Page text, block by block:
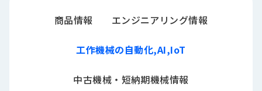
商品情報 エンジニアリング情報
工作機械の自動化,AI,IoT
中古機械・短納期機械情報